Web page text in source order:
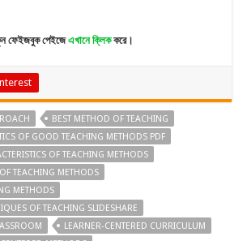
ফেইজবুক পেইজেএখানে ক্লিককরে।
BEST METHOD OF TEACHING
OF GOOD TEACHING METHODS PDF
OF TEACHING METHODS
TEACHING METHODS
METHODS
OF TEACHING SLIDESHARE
LEARNER-CENTERED CURRICULUM